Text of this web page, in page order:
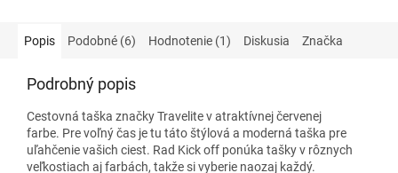
Popis Podobné (6) Hodnotenie (1) Diskusia Značka
Podrobný popis
Cestovná taška značky Travelite v atraktívnej červenej
farbe. Pre voľný čas je tu táto štýlová a moderná taška pre
uľahčenie vašich ciest. Rad Kick off ponúka tašky v rôznych
veľkostiach aj farbách, takže si vyberie naozaj každý.